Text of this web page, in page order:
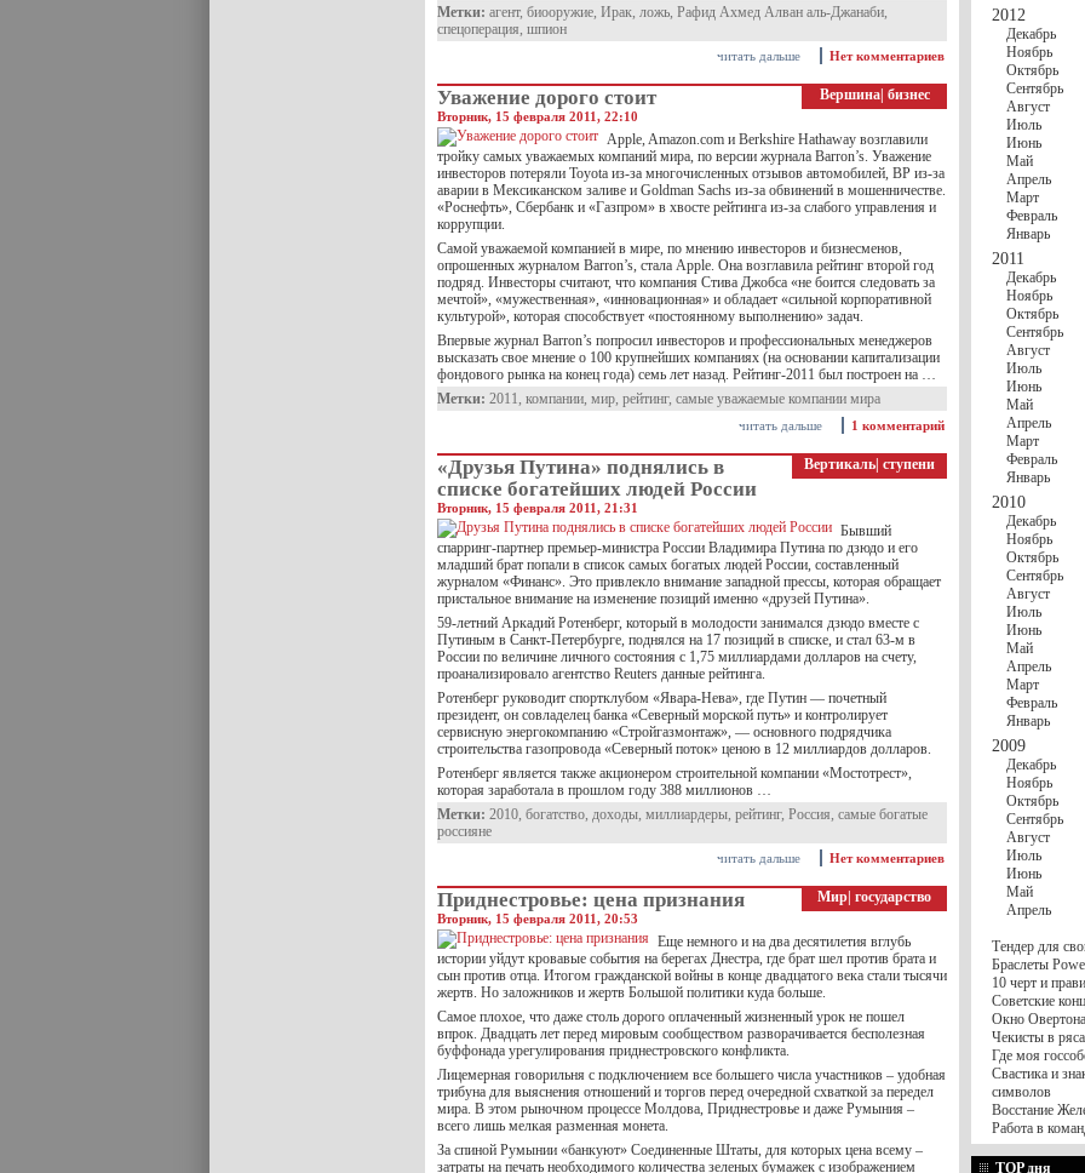
Метки: агент, биооружие, Ирак, ложь, Рафид Ахмед Алван аль-Джанаби,
спецоперация, шпион
Нет комментариев
читать дальше
Вершина| бизнес
Уважение дорого стоит
Вторник, 15 февраля 2011, 22:10
Apple, Amazon.com и Berkshire Hathaway возглавили
тройку самых уважаемых компаний мира, по версии журнала Barron’s. Уважение
инвесторов потеряли Toyota из-за многочисленных отзывов автомобилей, BP из-за
аварии в Мексиканском заливе и Goldman Sachs из-за обвинений в мошенничестве.
«Роснефть», Сбербанк и «Газпром» в хвосте рейтинга из-за слабого управления и
коррупции.
Самой уважаемой компанией в мире, по мнению инвесторов и бизнесменов,
опрошенных журналом Barron’s, стала Apple. Она возглавила рейтинг второй год
подряд. Инвесторы считают, что компания Стива Джобса «не боится следовать за
мечтой», «мужественная», «инновационная» и обладает «сильной корпоративной
культурой», которая способствует «постоянному выполнению» задач.
Впервые журнал Barron’s попросил инвесторов и профессиональных менеджеров
высказать свое мнение о 100 крупнейших компаниях (на основании капитализации
фондового рынка на конец года) семь лет назад. Рейтинг-2011 был построен на …
Метки: 2011, компании, мир, рейтинг, самые уважаемые компании мира
1 комментарий
читать дальше
Вертикаль ступени
«Друзья Путина» поднялись в
списке богатейших людей России
Вторник, 15 февраля 2011, 21:31
Бывший
спарринг-партнер премьер-министра России Владимира Путина по дзюдо и его
младший брат попали в список самых богатых людей России, составленный
журналом «Финанс». Это привлекло внимание западной прессы, которая обращает
пристальное внимание на изменение позиций именно «друзей Путина».
59-летний Аркадий Ротенберг, который в молодости занимался дзюдо вместе с
Путиным в Санкт-Петербурге, поднялся на 17 позиций в списке, и стал 63-м в
России по величине личного состояния с 1,75 миллиардами долларов на счету,
проанализировало агентство Reuters данные рейтинга.
Ротенберг руководит спортклубом «Явара-Нева», где Путин — почетный
президент, он совладелец банка «Северный морской путь» и контролирует
сервисную энергокомпанию «Стройгазмонтаж», — основного подрядчика
строительства газопровода «Северный поток» ценою в 12 миллиардов долларов.
Ротенберг является также акционером строительной компании «Мостотрест»,
которая заработала в прошлом году 388 миллионов …
Метки: 2010, богатство, доходы, миллиардеры, рейтинг, Россия, самые богатые
россияне
Нет комментариев
читать дальше
Мир государство
Приднестровье: цена признания
Вторник, 15 февраля 2011, 20:53
Еще немного и на два десятилетия вглубь
истории уйдут кровавые события на берегах Днестра, где брат шел против брата и
сын против отца. Итогом гражданской войны в конце двадцатого века стали тысячи
жертв. Но заложников и жертв Большой политики куда больше.
Самое плохое, что даже столь дорого оплаченный жизненный урок не пошел
впрок. Двадцать лет перед мировым сообществом разворачивается бесполезная
буффонада урегулирования приднестровского конфликта.
Лицемерная говорильня с подключением все большего числа участников – удобная
трибуна для выяснения отношений и торгов перед очередной схваткой за передел
мира. В этом рыночном процессе Молдова, Приднестровье и даже Румыния –
всего лишь мелкая разменная монета.
За спиной Румынии «банкуют» Соединенные Штаты, для которых цена всему –
затраты на печать необходимого количества зеленых бумажек с изображением
2012
Декабрь
Ноябрь
Октябрь
Сентябрь
Август
Июль
Июнь
Май
Апрель
Март
Февраль
Январь
2011
Декабрь
Ноябрь
Октябрь
Сентябрь
Август
Июль
Июнь
Май
Апрель
Март
Февраль
Январь
2010
Декабрь
Ноябрь
Октябрь
Сентябрь
Август
Июль
Июнь
Май
Апрель
Март
Февраль
Январь
2009
Декабрь
Ноябрь
Октябрь
Сентябрь
Август
Июль
Июнь
Май
Апрель
Тендер для
Браслеты
10 черт и
Советские
Окно
Чекисты в
Где моя
Свастика и
символов
Восстание
Работа в
TOP дня